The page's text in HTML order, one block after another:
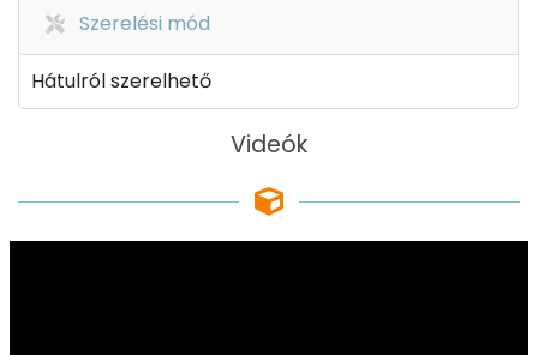
Szerelési mód
Hátulról szerelhető
Videók